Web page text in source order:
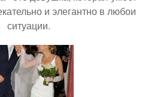
и элегантно в любои
ситуации.